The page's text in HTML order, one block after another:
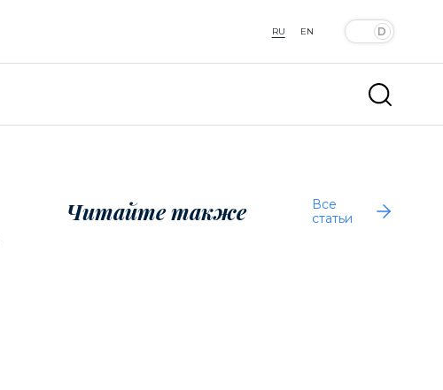
RU EN
Читайте также
Все
статьи